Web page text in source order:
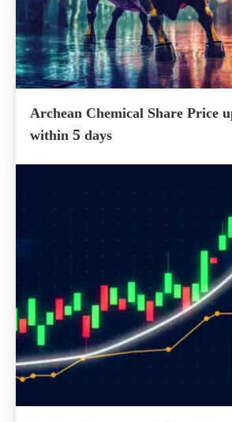
Archean Chemical Share Price
within 5 days